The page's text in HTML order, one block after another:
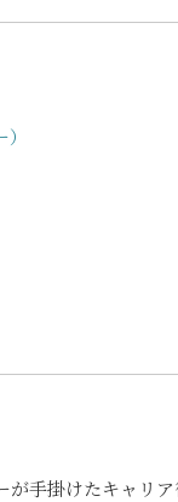
手掛けたキャリ